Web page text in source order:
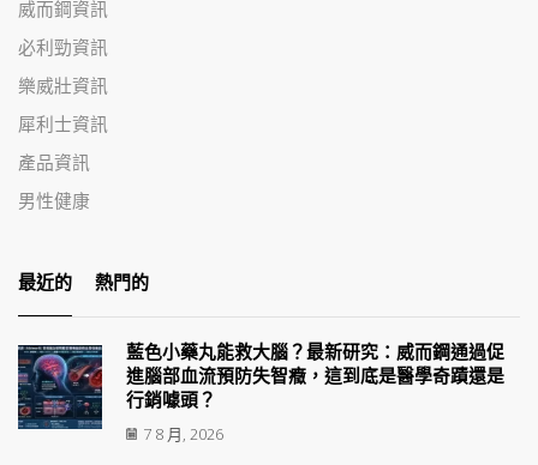
威而鋼資訊
必利勁資訊
樂威壯資訊
犀利士資訊
產品資訊
男性健康
最近的 熱門的
藍色小藥丸能救大腦？最新研究：威而鋼通過促
進腦部血流預防失智癥，這到底是醫學奇蹟還是
行銷噱頭？
7 8 月, 2026